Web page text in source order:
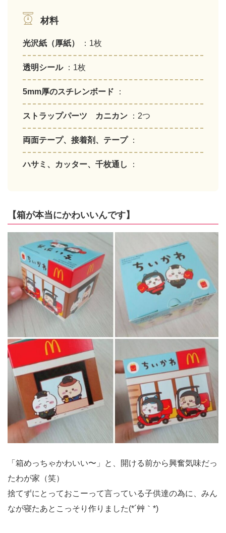
材料
光沢紙（厚紙） ：1枚
透明シール ：1枚
5mm厚のスチレンボード ：
ストラップパーツ カニカン ：2つ
両面テープ、接着剤、テープ ：
ハサミ、カッター、千枚通し ：
【箱が本当にかわいいんです】
「箱めっちゃかわいい〜」と、開ける前から興奮気味だっ
たわが家（笑）
捨てずにとっておこーって言っている子供達の為に、みん
なが寝たあとこっそり作りました(*´艸｀*)